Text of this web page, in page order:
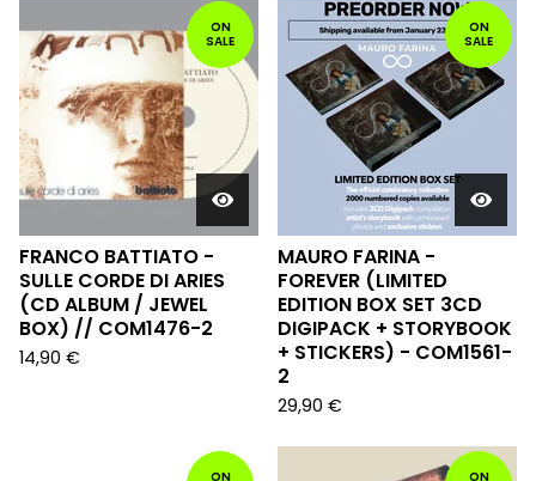
ON
SALE
FRANCO BATTIATO -
SULLE CORDE DI ARIES
(CD ALBUM / JEWEL
BOX) // COM1476-2
14,90 €
ON
SALE
MAURO FARINA -
FOREVER (LIMITED
EDITION BOX SET 3CD
DIGIPACK + STORYBOOK
+ STICKERS) - COM1561-
2
29,90 €
ON
ON